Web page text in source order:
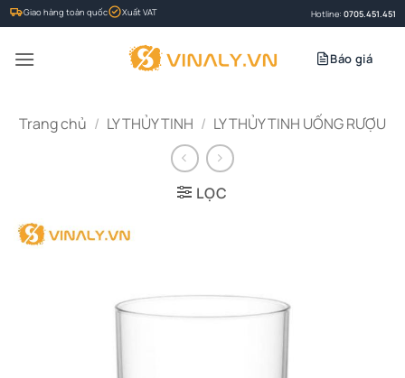
Bỏ
qua
nội
Giao hàng toàn quốc Xuất VAT Hotline: 0705.451.451
Báo giá
Trang chủ / LY THỦY TINH / LY THỦY TINH UỐNG RƯỢU
LỌC